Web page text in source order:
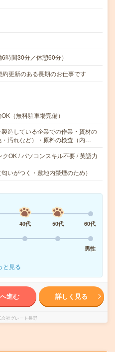
時間30分／休憩60分）
更新のある長期のお仕事です
（無料駐車場完備）
造している企業での作業・資材の
汚れなど）・原料の検査（内…
OK / パソコンスキル不要 / 英語力
いがつく・敷地内禁煙のため）
40代 50代
60代
男性
と見る
進む 詳しく見る
会社グレート長野